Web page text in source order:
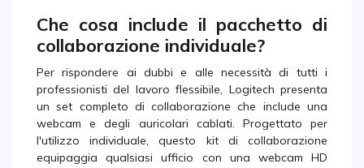
Che cosa include il pacchetto di
collaborazione individuale?
Per rispondere ai dubbi e alle necessità di tutti i
professionisti del lavoro flessibile, Logitech presenta
un set completo di collaborazione che include una
webcam e degli auricolari cablati. Progettato per
l'utilizzo individuale, questo kit di collaborazione
equipaggia qualsiasi ufficio con una webcam HD